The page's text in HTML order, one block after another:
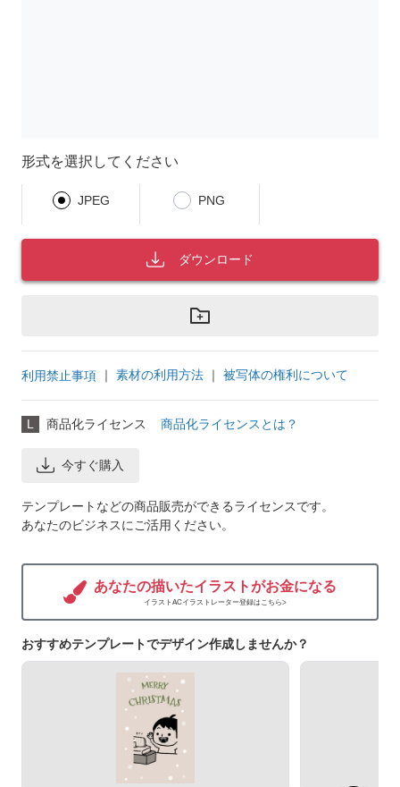
形式を選択してください
JPEG PNG
ダウンロード
利用禁止事項 ｜ 素材の利用方法 ｜ 被写体の権利について
L 商品化ライセンス 商品化ライセンスとは？
今すぐ購入
テンプレートなどの商品販売ができるライセンスです。
あなたのビジネスにご活用ください。
あなたの描いたイラストがお金になる
イラストACイラストレーター登録はこちら>
おすすめテンプレートでデザイン作成しませんか？